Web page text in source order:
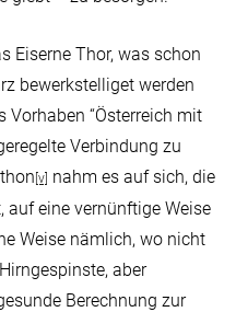
Eiserne Thor, was schon
bewerkstelliget werden
Vorhaben “Österreich mit
Verbindung zu
[v] nahm es auf sich, die
auf eine vernünftige Weise
Weise nämlich, wo nicht
aber
Berechnung zur